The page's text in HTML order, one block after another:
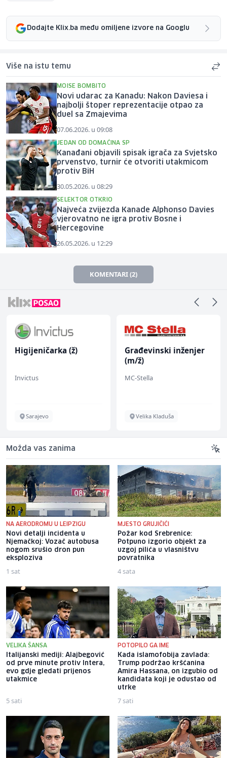
Dodajte Klix.ba među omiljene izvore na Googlu
Više na istu temu
MOISE BOMBITO
Novi udarac za Kanadu: Nakon Daviesa i
najbolji štoper reprezentacije otpao za
duel sa Zmajevima
07.06.2026. u 09:08
JEDAN OD DOMAĆINA SP
Kanađani objavili spisak igrača za Svjetsko
prvenstvo, turnir će otvoriti utakmicom
protiv BiH
30.05.2026. u 08:29
SELEKTOR OTKRIO
Najveća zvijezda Kanade Alphonso Davies
vjerovatno ne igra protiv Bosne i
Hercegovine
26.05.2026. u 12:29
KOMENTARI (2)
Higijeničarka (ž)
Invictus
Sarajevo
Građevinski inženjer
(m/ž)
MC-Stella
Velika Kladuša
Možda vas zanima
NA AERODROMU U LEIPZIGU
Novi detalji incidenta u
Njemačkoj: Vozač autobusa
nogom srušio dron pun
eksploziva
1 sat
MJESTO GRUJIČIĆI
Požar kod Srebrenice:
Potpuno izgorio objekt za
uzgoj pilića u vlasništvu
povratnika
4 sata
VELIKA ŠANSA
Italijanski mediji: Alajbegović
od prve minute protiv Intera,
evo gdje gledati prijenos
utakmice
5 sati
POTOPILO GA IME
Kada islamofobija zavlada:
Trump podržao kršćanina
Amira Hassana, on izgubio od
kandidata koji je odustao od
utrke
7 sati